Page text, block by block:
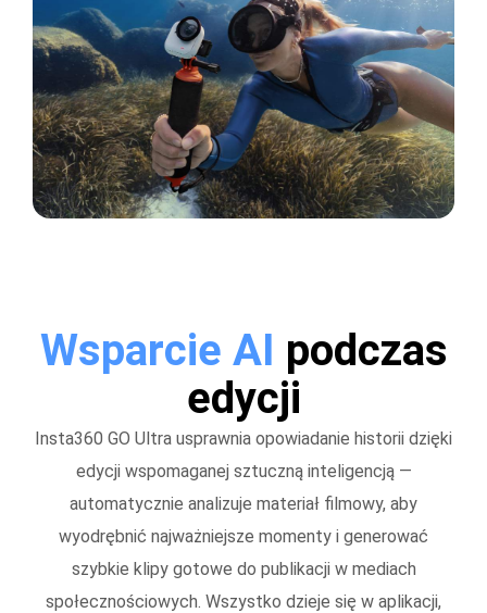
Wsparcie AI podczas
edycji
Insta360 GO Ultra usprawnia opowiadanie historii dzięki
edycji wspomaganej sztuczną inteligencją —
automatycznie analizuje materiał filmowy, aby
wyodrębnić najważniejsze momenty i generować
szybkie klipy gotowe do publikacji w mediach
społecznościowych. Wszystko dzieje się w aplikacji,